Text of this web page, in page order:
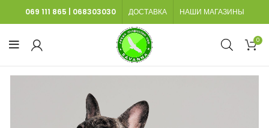
069 111 865 068303030 ДОСТАВКА НАШИ МАГАЗИНЫ
0